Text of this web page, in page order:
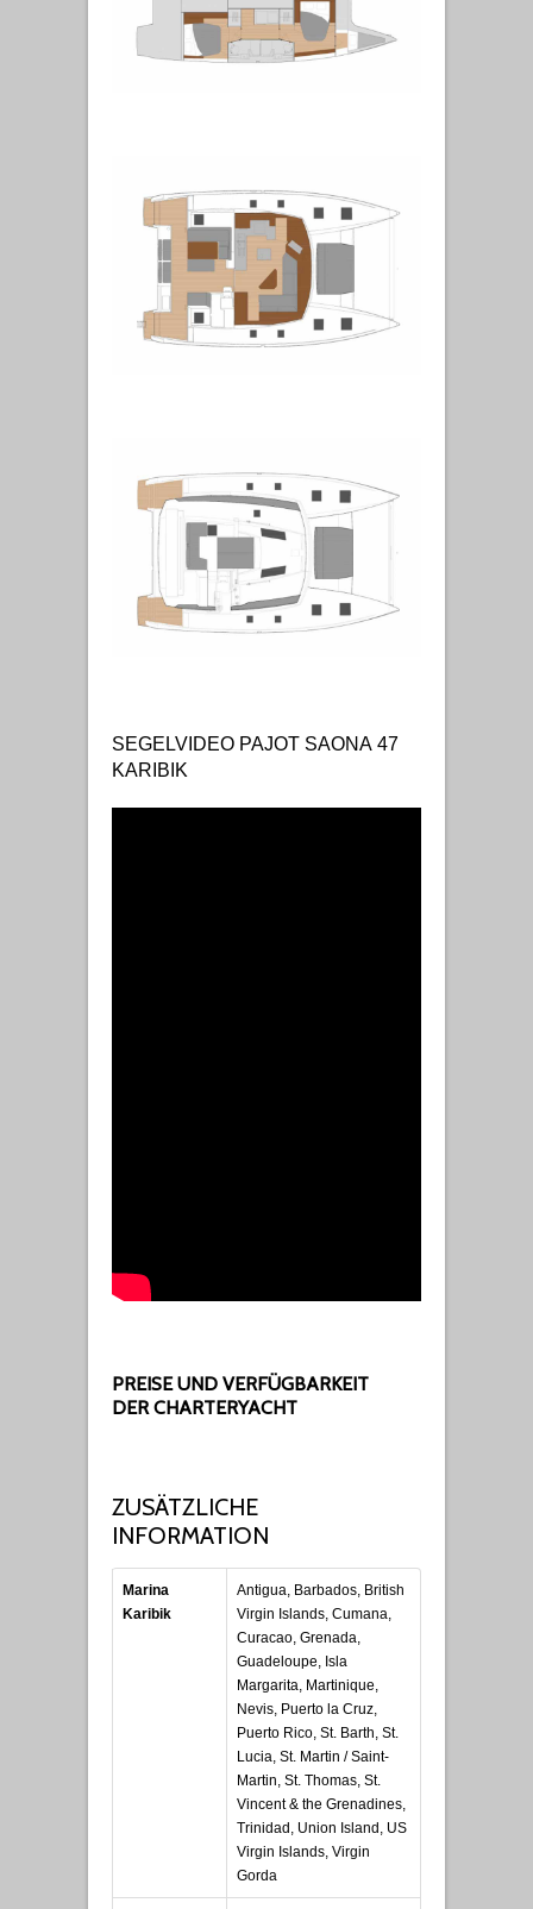
SEGELVIDEO PAJOT SAONA 47
KARIBIK
PREISE UND VERFÜGBARKEIT
DER CHARTERYACHT
ZUSÄTZLICHE
INFORMATION
Marina
Karibik
Antigua, Barbados, British
Virgin Islands, Cumana,
Curacao, Grenada,
Guadeloupe, Isla
Margarita, Martinique,
Nevis, Puerto la Cruz,
Puerto Rico, St. Barth, St.
Lucia, St. Martin / Saint-
Martin, St. Thomas, St.
Vincent & the Grenadines,
Trinidad, Union Island, US
Virgin Islands, Virgin
Gorda